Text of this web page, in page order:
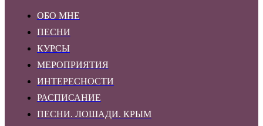
ОБО МНЕ
ПЕСНИ
КУРСЫ
МЕРОПРИЯТИЯ
ИНТЕРЕСНОСТИ
РАСПИСАНИЕ
ПЕСНИ. ЛОШАДИ. КРЫМ